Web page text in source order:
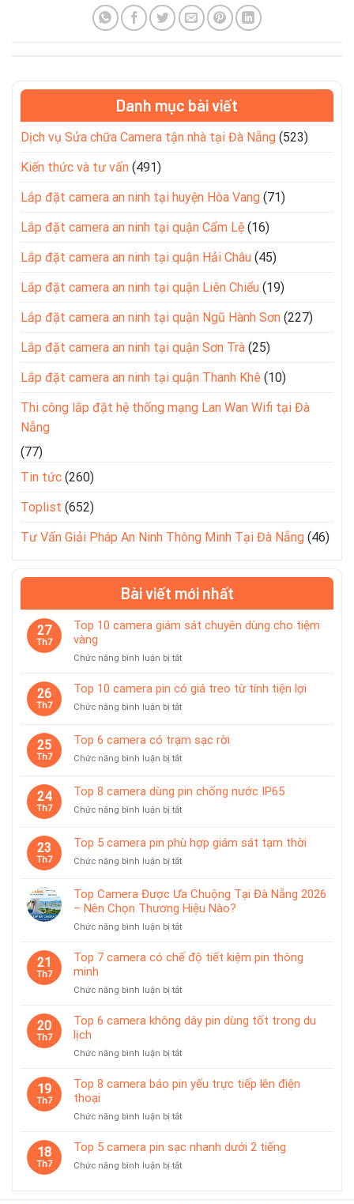
Danh mục bài viết
Dịch vụ Sửa chữa Camera tận nhà tại Đà Nẵng (523)
Kiến thức và tư vấn (491)
Lắp đặt camera an ninh tại huyện Hòa Vang (71)
Lắp đặt camera an ninh tại quận Cẩm Lệ (16)
Lắp đặt camera an ninh tại quận Hải Châu (45)
Lắp đặt camera an ninh tại quận Liên Chiểu (19)
Lắp đặt camera an ninh tại quận Ngũ Hành Sơn (227)
Lắp đặt camera an ninh tại quận Sơn Trà (25)
Lắp đặt camera an ninh tại quận Thanh Khê (10)
Thi công lắp đặt hệ thống mạng Lan Wan Wifi tại Đà
Nẵng
(77)
Tin tức (260)
Toplist (652)
Tư Vấn Giải Pháp An Ninh Thông Minh Tại Đà Nẵng (46)
Bài viết mới nhất
27
Th7
Top 10 camera giám sát chuyên dùng cho tiệm
vàng
Chức năng bình luận bị tắtở
10
camera
giám
chuyên
vàng
26
Th7
Top 10 camera pin có giá treo từ tính tiện lợi
Chức năng bình luận bị tắtở
camera
pin
giá
từ
tiện
25
Th7
Top 6 camera có trạm sạc rời
Chức năng bình luận bị tắtở
6
camera
có
sạc
24
Th7
Top 8 camera dùng pin chống nước IP65
Chức năng bình luận bị tắtở
8
camera
dùng
chống
nước
IP65
23
Th7
Top 5 camera pin phù hợp giám sát tạm thời
Chức năng bình luận bị tắtở
5
camera
pin
phù
giám
thời
Top Camera Được Ưa Chuộng Tại Đà Nẵng 2026
– Nên Chọn Thương Hiệu Nào?
Chức năng bình luận bị tắtở
Camera
Được
Chuộng
Đà
Chọn
Hiệu
21
Th7
Top 7 camera có chế độ tiết kiệm pin thông
minh
Chức năng bình luận bị tắtở
camera
chế
tiết
20
Th7
Top 6 camera không dây pin dùng tốt trong du
lịch
Chức năng bình luận bị tắtở
6
camera
dây
dùng
19
Th7
Top 8 camera báo pin yếu trực tiếp lên điện
thoại
Chức năng bình luận bị tắtở
8
báo
18
Th7
Top 5 camera pin sạc nhanh dưới 2 tiếng
Chức năng bình luận bị tắtở